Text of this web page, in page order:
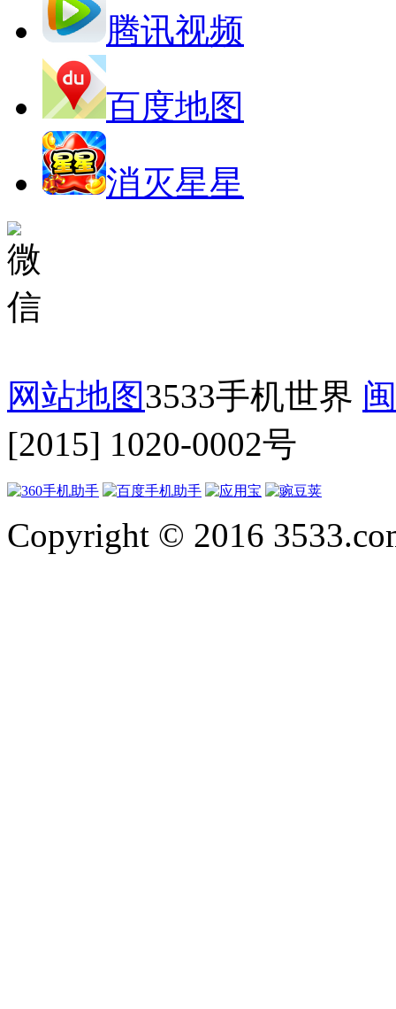
腾讯视频
百度地图
消灭星星
网站地图3533手机世界
[2015] 1020-0002号
Copyright © 2016